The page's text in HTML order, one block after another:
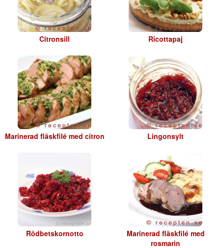
Citronsill Ricottapaj
Marinerad fläskfilé med citron Lingonsylt
Rödbetskornotto
Marinerad fläskfilé med
rosmarin